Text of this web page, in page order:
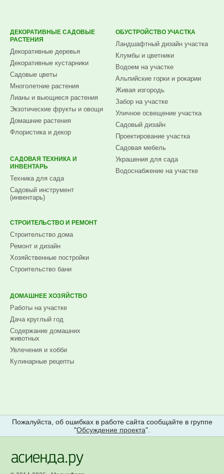
ДЕКОРАТИВНЫЕ САДОВЫЕ
РАСТЕНИЯ
Декоративные деревья
Декоративные кустарники
Садовые цветы
Многолетние растения
Лианы и вьющиеся растения
Экзотические фрукты и овощи
Домашние растения
Флористика и декор
САДОВАЯ ТЕХНИКА И
ИНВЕНТАРЬ
Техника для сада
Садовый инструмент
(инвентарь)
ОБУСТРОЙСТВО УЧАСТКА
Ландшафтный дизайн участка
Клумбы и цветники
Водоем на участке
Альпийские горки и рокарии
Живая изгородь
Забор на участке
Уличное освещение участка
Садовый дизайн
Проектирование участка
Садовая мебель
Украшения для сада
Водоснабжение на участке
СТРОИТЕЛЬСТВО И РЕМОНТ
Строительство дома
Ремонт и дизайн
Хозяйственные постройки
Строительство бани
ДОМАШНЕЕ ХОЗЯЙСТВО
Работы на участке
Дача круглый год
Содержание домашних
животных
Увлечения и хобби
Кулинарные рецепты
Пожалуйста, об ошибках в работе сайта сообщайте в группе
"Обсуждение проекта".